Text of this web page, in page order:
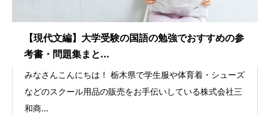
【現代文編】大学受験の国語の勉強でおすすめの参
考書・問題集まと...
みなさんこんにちは！ 栃木県で学生服や体育着・シューズ
などのスクール用品の販売をお手伝いしている株式会社三
和商...